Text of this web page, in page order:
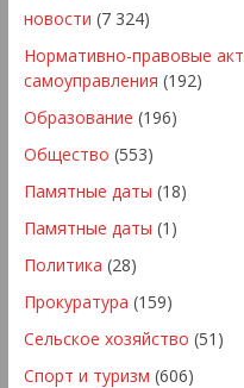
новости (7 324)
Нормативно-правовые
самоуправления (192)
Образование (196)
Общество (553)
Памятные даты (18)
Памятные даты (1)
Политика (28)
Прокуратура (159)
Сельское хозяйство (51)
Спорт и туризм (606)